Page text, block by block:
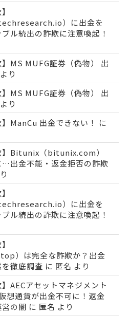
）に出金を
ル続出の詐欺に注意喚起！
】MS MUFG証券（偽物） 出
より
】MS MUFG証券（偽物） 出
より
ManCu 出金できない！
に
】Bitunix（bitunix.com）
出金不能・返金拒否の詐欺
）に出金を
ル続出の詐欺に注意喚起！
）は完全な詐欺か？出金
徹底調査 に 匿名 より
】AECアセットマネジメント
想通貨が出金不可に！返金
の闇 に 匿名 より